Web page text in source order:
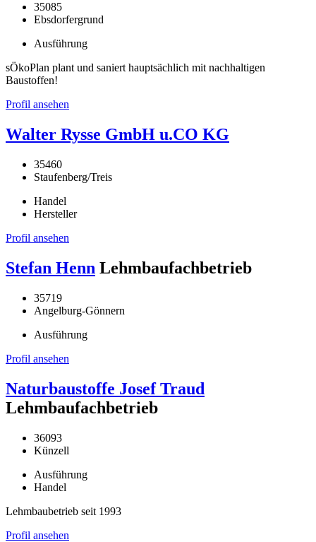
35085
Ebsdorfergrund
Ausführung
sÖkoPlan plant und saniert hauptsächlich mit nachhaltigen
Baustoffen!
Profil ansehen
Walter Rysse GmbH u.CO KG
35460
Staufenberg/Treis
Handel
Hersteller
Profil ansehen
Stefan Henn Lehmbaufachbetrieb
35719
Angelburg-Gönnern
Ausführung
Profil ansehen
Naturbaustoffe Josef Traud
Lehmbaufachbetrieb
36093
Künzell
Ausführung
Handel
Lehmbaubetrieb seit 1993
Profil ansehen